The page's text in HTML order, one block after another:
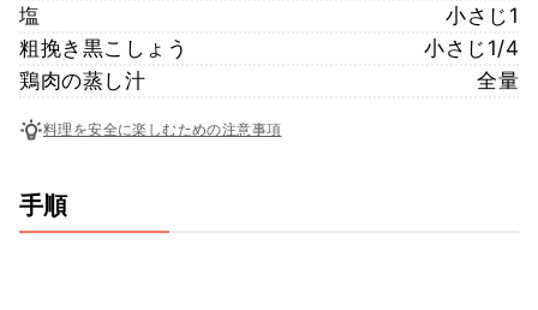
塩
小さじ1
粗挽き黒こしょう
小さじ1/4
鶏肉の蒸し汁
全量
料理を安全に楽しむための注意事項
手順